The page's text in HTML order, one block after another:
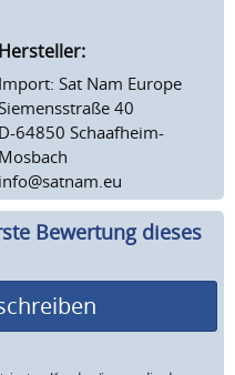
Hersteller:
Import: Sat Nam Europe
40
D-64850 Schaafheim-
Mosbach
info@satnam.eu
Bewertung dieses